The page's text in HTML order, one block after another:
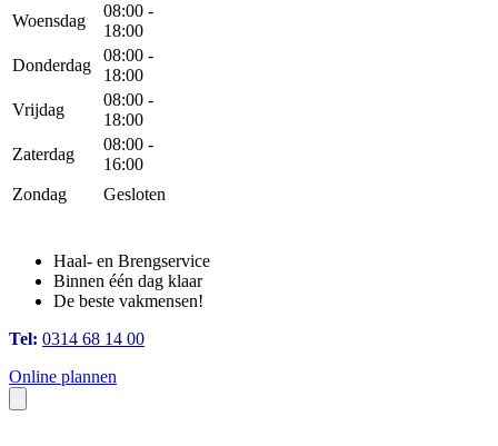
Woensdag
08:00 -
18:00
Donderdag
08:00 -
18:00
Vrijdag
08:00 -
18:00
Zaterdag
08:00 -
16:00
Zondag
Gesloten
Haal- en Brengservice
Binnen één dag klaar
De beste vakmensen!
Tel: 0314 68 14 00
Online plannen